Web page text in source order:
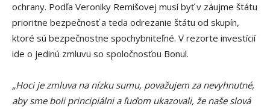
ochrany. Podľa Veroniky Remišovej musí byť v záujme štátu
prioritne bezpečnosť a teda odrezanie štátu od skupín,
ktoré sú bezpečnostne spochybniteľné. V rezorte investícií
ide o jedinú zmluvu so spoločnosťou Bonul.
„Hoci je zmluva na nízku sumu, považujem za nevyhnutné,
aby sme boli principiálni a ľuďom ukazovali, že naše slová